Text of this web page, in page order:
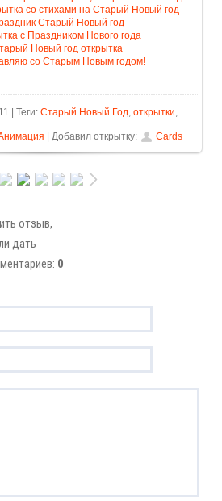
со стихами на Старый Новый год
Старый Новый год
с Праздником Нового года
Новый год открытка
со Старым Новым годом!
| Теги: Старый Новый Год, открытки,
| Добавил открытку: Cards
отзыв,
дать
0